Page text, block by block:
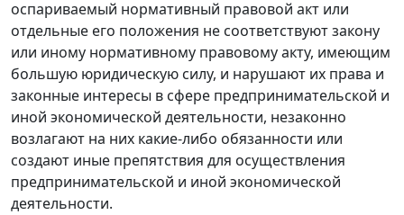
оспариваемый нормативный правовой акт или
отдельные его положения не соответствуют закону
или иному нормативному правовому акту, имеющим
большую юридическую силу, и нарушают их права и
законные интересы в сфере предпринимательской и
иной экономической деятельности, незаконно
возлагают на них какие-либо обязанности или
создают иные препятствия для осуществления
предпринимательской и иной экономической
деятельности.